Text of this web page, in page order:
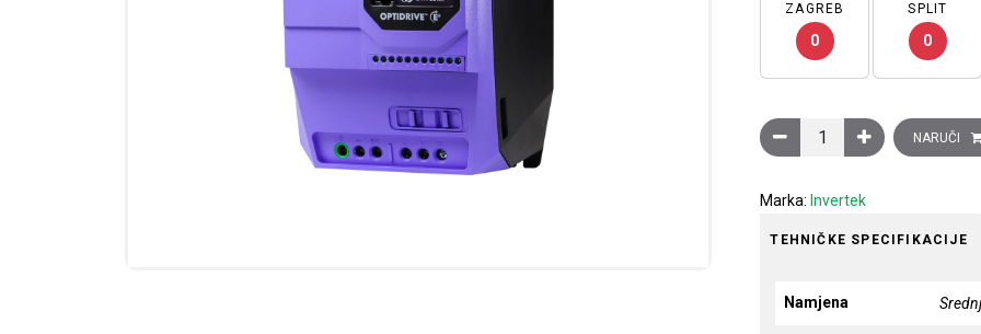
ZAGREB
0
SPLIT
0
Frekventni pretvarač
NARUČI
Marka: Invertek
TEHNIČKE SPECIFIKACIJE
Namjena